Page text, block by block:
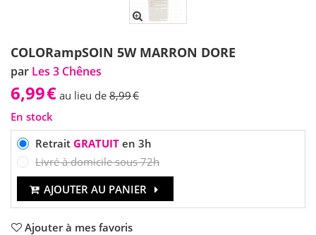
COLORampSOIN 5W MARRON DORE
par Les 3 Chênes
6,99€ au lieu de 8,99€
En stock
Retrait GRATUITen 3h
Livré à domicile sous 72h
AJOUTER AU PANIER
Ajouter à mes favoris